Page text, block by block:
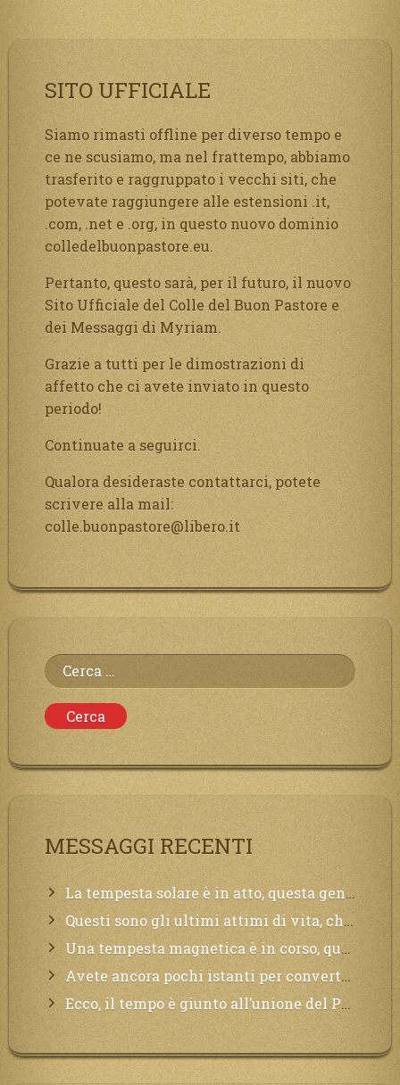
SITO UFFICIALE
Siamo rimasti offline per diverso tempo e
ce ne scusiamo, ma nel frattempo, abbiamo
trasferito e raggruppato i vecchi siti, che
potevate raggiungere alle estensioni .it,
.com, .net e .org, in questo nuovo dominio
colledelbuonpastore.eu.
Pertanto, questo sarà, per il futuro, il nuovo
Sito Ufficiale del Colle del Buon Pastore e
dei Messaggi di Myriam.
Grazie a tutti per le dimostrazioni di
affetto che ci avete inviato in questo
periodo!
Continuate a seguirci.
Qualora desideraste contattarci, potete
scrivere alla mail:
colle.buonpastore@libero.it
Ricerca
per:
MESSAGGI RECENTI
La tempesta solare è in atto, questa generazione soffrirà molto, la Terra arderà, l’acqua sarà contaminata, il cibo non sarà più nelle vostre mense.
Questi sono gli ultimi attimi di vita, chi si vuole salvare Mi chiami in suo aiuto.
Una tempesta magnetica è in corso, questa generazione patirà. Il black out non tarderà ad arrivare e tutta la Terra sarà oscurata.
Avete ancora pochi istanti per convertirvi, non perdete tempo, la sciagura arriverà all’improvviso e per chi non si sarà preparato saranno dolori.
Ecco, il tempo è giunto all’unione del Padre con il figlio, non avete che da attendere pochissimo.